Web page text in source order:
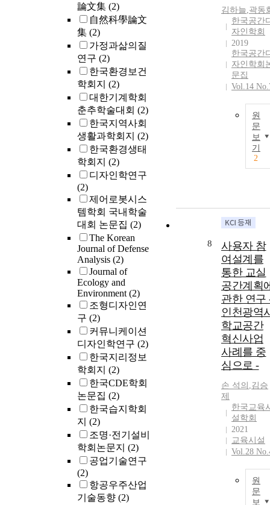
論文集 (2)
自然科學論文
集 (2)
가정과삶의질
연구 (2)
한국환경보건
학회지 (2)
대한기계학회
춘추학술대회 (2)
한국지역사회
생활과학회지 (2)
한국환경생태
학회지 (2)
디자인학연구
(2)
제어로봇시스
템학회 국내학술
대회 논문집 (2)
The Korean
Journal of Defense
Analysis (2)
Journal of
Ecology and
Environment(2)
조형디자인연
구 (2)
커뮤니케이션
디자인학연구 (2)
한국지리정보
학회지 (2)
한국CDE학회
논문집 (2)
한국습지학회
지 (2)
조명·전기설비
학회논문지 (2)
공업기술연구
(2)
항공우주산업
기술동향 (2)
incubating
shared office
space plan is
plan the space
to ensure free
use and
work through
the proper
configuration
arrangement of
private and
open offices.
In planning
necessary to
place a greater
private office
space, while
private and
multi-office
should plan for
space
configuration
changes so
space can be
used
김하늘,곽동
한국공간
자인학회
2019
한국공간
자인학회
문집
Vol.14
원
문
보
기
2
8
사용자 참
여설계를
통한 교실
공간계획
관한 연구
인천광역
학교공간
혁신사업
사례를 중
심으로 -
손 석의 ,김승
제
한국교육
설학회
2021
교육시설
Vol.28
원
문
보